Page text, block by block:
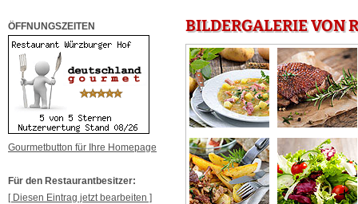
ÖFFNUNGSZEITEN
Gourmetbutton für Ihre Homepage
Für den Restaurantbesitzer:
[ Diesen Eintrag jetzt bearbeiten ]
BILDERGALERIE VON